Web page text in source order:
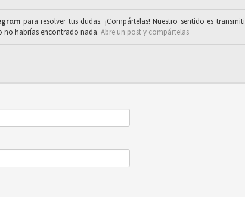
para resolver tus dudas. ¡Compártelas! Nuestro sentido es
no habrías encontrado nada. Abre un post y compártelas